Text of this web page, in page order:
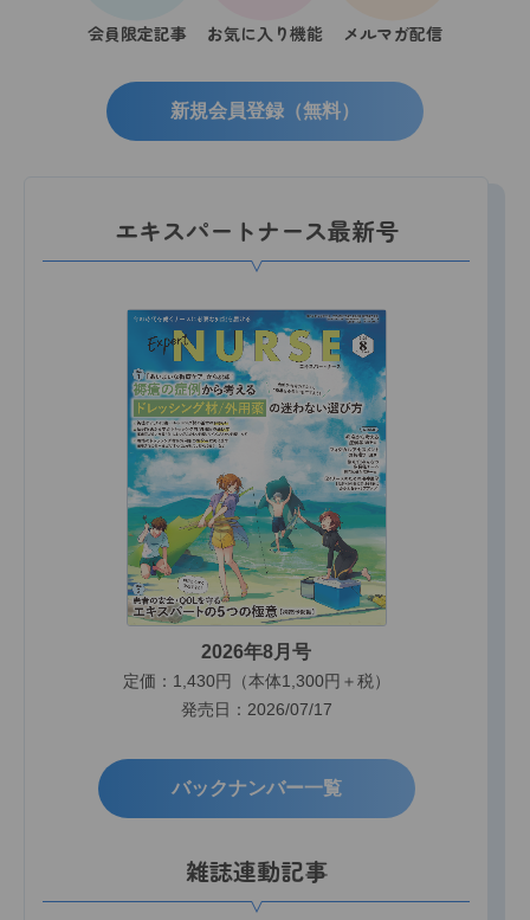
会員限定記事 お気に入り機能 メルマガ配信
新規会員登録（無料）
エキスパートナース最新号
2026年8月号
定価：1,430円（本体1,300円＋税）
発売日：2026/07/17
バックナンバー一覧
雑誌連動記事